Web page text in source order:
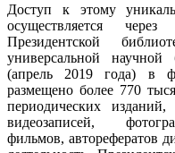
Доступ к этому
осуществляется
Президентской
универсальной
(апрель 2019 года) в
размещено более 770
периодических
видеозаписей,
фильмов, авторефератов